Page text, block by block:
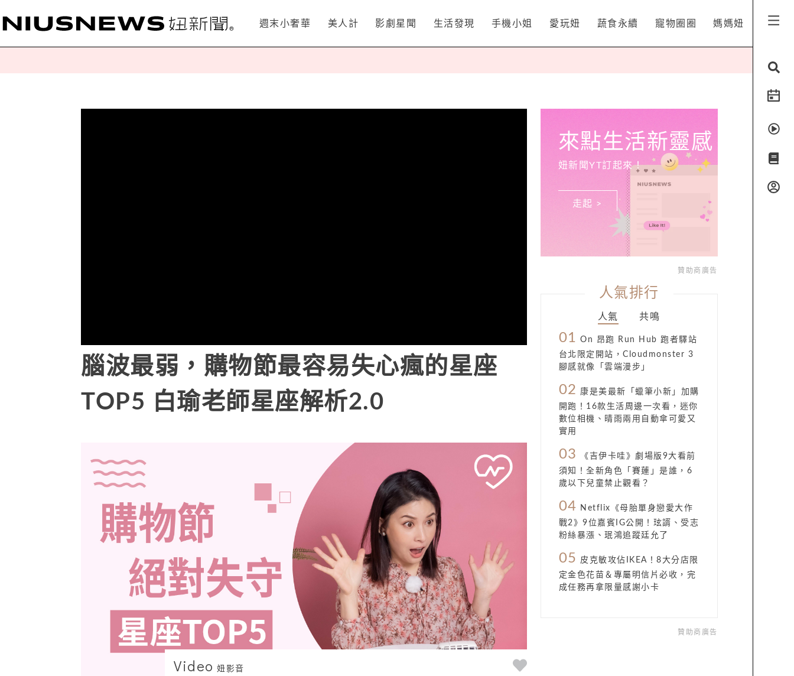
週末小奢華 美人計 影劇星聞 生活發現 手機小姐 愛玩妞 蔬食永續 寵物圈圈 媽媽妞
腦波最弱，購物節最容易失心瘋的星座
TOP5 白瑜老師星座解析2.0
Video 妞影音
來點生活新靈感
妞新聞YT訂起來！
走起 >
贊助商廣告
人氣排行
人氣 共鳴
01 On 昂跑 Run Hub 跑者驛站
台北限定開站，Cloudmonster 3
腳感就像「雲端漫步」
02
康是美最新「蠟筆小新」加購
開跑！16款生活周邊一次看，迷你
數位相機、晴雨兩用自動傘可愛又
實用
03
《吉伊卡哇》劇場版9大看前
須知！全新角色「賽蓮」是誰，6
歲以下兒童禁止觀看？
04
Netflix《母胎單身戀愛大作
戰2》9位嘉賓IG公開！玹諝、受志
粉絲暴漲、珉鴻追蹤廷允了
05
皮克敏攻佔IKEA！8大分店限
定金色花苗＆專屬明信片必收，完
成任務再拿限量感謝小卡
贊助商廣告